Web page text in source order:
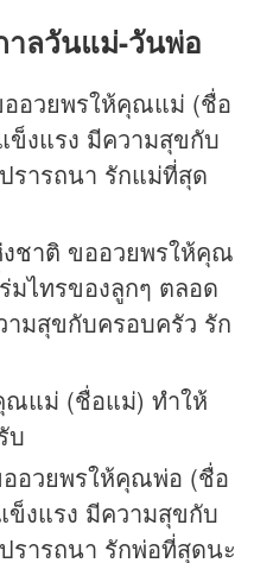
าลวันแม่-วันพ่อ
อวยพรให้คุณแม่ (ชื่อ
งแรง มีความสุขกับ
รารถนา รักแม่ที่สุด
ชาติ ขออวยพรให้คุณ
ไทรของลูกๆ ตลอด
มสุขกับครอบครัว รัก
แม่ (ชื่อแม่) ทำให้
บ
อวยพรให้คุณพ่อ (ชื่อ
งแรง มีความสุขกับ
รารถนา รักพ่อที่สุดนะ